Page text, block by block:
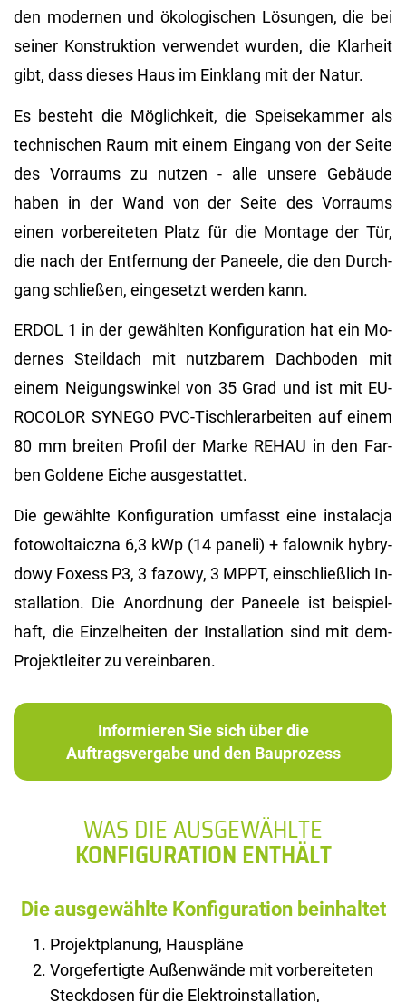
den mo­der­nen und öko­lo­gi­schen Lö­sun­gen, die bei
sei­ner Kon­struk­ti­on ver­wen­det wur­den, die Klar­heit
gibt, dass die­ses Haus im Ein­klang mit der Natur.
Es be­steht die Mög­lich­keit, die Spei­se­kam­mer als
tech­ni­schen Raum mit einem Ein­gang von der Seite
des Vor­raums zu nut­zen - alle un­se­re Ge­bäu­de
haben in der Wand von der Seite des Vor­raums
einen vor­be­rei­te­ten Platz für die Mon­ta­ge der Tür,
die nach der Ent­fer­nung der Pa­nee­le, die den Durch­
gang schlie­ßen, ein­ge­setzt wer­den kann.
ERDOL 1 in der ge­wähl­ten Kon­fi­gu­ra­ti­on hat ein Mo­
der­nes Steil­dach mit nutz­ba­rem Dach­bo­den mit
einem Nei­gungs­win­kel von 35 Grad und ist mit EU­
RO­CO­LOR SYN­EGO PVC-Tisch­ler­ar­bei­ten auf einem
80 mm brei­ten Pro­fil der Marke REHAU in den Far­
ben Gol­de­ne Eiche aus­ge­stat­tet.
Die ge­wähl­te Kon­fi­gu­ra­ti­on um­fasst eine instalac­ja
fo­to­wol­taicz­na 6,3 kWp (14 pa­ne­li) + fa­low­nik hy­bry­
dowy Fo­xess P3, 3 fa­zowy, 3 MPPT, ein­schlie­ß­lich In­
stal­la­ti­on. Die An­ord­nung der Pa­nee­le ist bei­spiel­
haft, die Ein­zel­hei­ten der In­stal­la­ti­on sind mit dem­
Pro­jekt­lei­ter zu ver­ein­ba­ren.
Informieren Sie sich über die
Auftragsvergabe und den Bauprozess
WAS DIE AUSGEWÄHLTE
KONFIGURATION ENTHÄLT
Die ausgewählte Konfiguration beinhaltet
Projektplanung, Hauspläne
Vorgefertigte Außenwände mit vorbereiteten
Steckdosen für die Elektroinstallation,